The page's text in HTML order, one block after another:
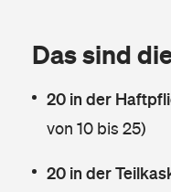
Das sind
20 in der
von 10 bis 25)
20 in der